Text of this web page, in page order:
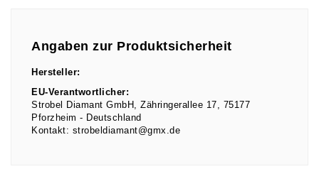
Angaben zur Produktsicherheit
Hersteller:
EU-Verantwortlicher:
Strobel Diamant GmbH
Zähringerallee 17
75177
Pforzheim
Deutschland
Kontakt: strobeldiamant@gmx.de